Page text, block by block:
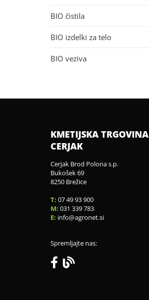
BIO čistila
BIO izdelki za telo
BIO veziva
KMETIJSKA TRGOVINA
CERJAK
Cerjak Brod Polona s.p.
Bukošek 69
8250 Brežice
T: 07 49 93 900
M: 031 339 783
E: info agronet.si
Spremljajte nas: